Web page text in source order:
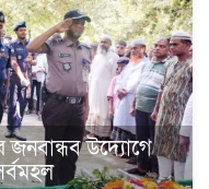
জনবান্ধব উদ্যোগে